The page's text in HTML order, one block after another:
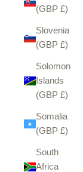
(GBP £)
Slovenia
(GBP £)
Solomon
Islands
(GBP £)
Somalia
(GBP £)
South
Africa